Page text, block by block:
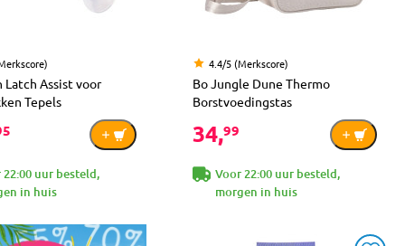
Latch Assist voor
Tepels
22:00 uur besteld,
in huis
4.4/5 (Merkscore)
Bo Jungle Dune Thermo
Borstvoedingstas
34,99
Voor 22:00 uur besteld,
morgen in huis